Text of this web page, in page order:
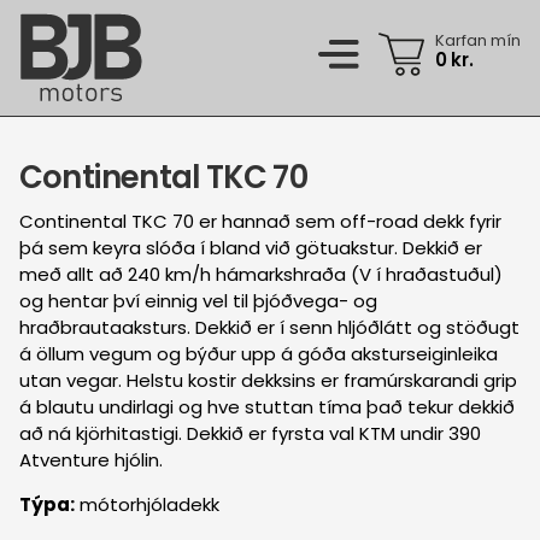
Skip
main
content
Vörur
Aukahlutir
Dekk
Jaðarsportsdekk
Jaðarsportsfelgur
Keppnisdekk
Felgur
Gæludýravörur
Þjónusta
Almenn verkstæðisþjónusta
Dekkjahótel
Felguviðgerðaþjónusta
Hjólbarðaþjónusta
Pústþjónusta
Smurþjónusta
Fyrirtækjalausnir
Flotaþjónusta
Iðnaðardekk
Um okkur
BJB (um okkur)
Mannauður
Spurt og svarað
Contact us
07:45 - 12:05 & 12:45 - 17:00
07:45 - 12:05 & 12:45 - 16:00
Karfan mín
0kr.
Continental TKC 70
Continental TKC 70 er hannað sem off-road dekk fyrir
þá sem keyra slóða í bland við götuakstur. Dekkið er
með allt að 240 km/h hámarkshraða (V í hraðastuðul)
og hentar því einnig vel til þjóðvega- og
hraðbrautaaksturs. Dekkið er í senn hljóðlátt og stöðugt
á öllum vegum og býður upp á góða aksturseiginleika
utan vegar. Helstu kostir dekksins er framúrskarandi grip
á blautu undirlagi og hve stuttan tíma það tekur dekkið
að ná kjörhitastigi. Dekkið er fyrsta val KTM undir 390
Atventure hjólin.
Týpa: mótorhjóladekk